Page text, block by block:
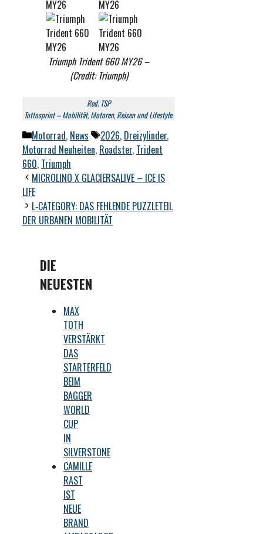
Triumph Trident 660 MY26 –
(Credit: Triumph)
Red. TSP
Tuttosprint – Mobilität, Motoren, Reisen und Lifestyle.
Kategorien
Motorrad, News Schlagwörter
2026, Dreizylinder,
Motorrad Neuheiten, Roadster, Trident
660, Triumph
MICROLINO X GLACIERSALIVE – ICE IS
LIFE
L‑CATEGORY: DAS FEHLENDE PUZZLETEIL
DER URBANEN MOBILITÄT
DIE
NEUESTEN
MAX
TOTH
VERSTÄRKT
DAS
STARTERFELD
BEIM
BAGGER
WORLD
CUP
IN
SILVERSTONE
CAMILLE
RAST
IST
NEUE
BRAND